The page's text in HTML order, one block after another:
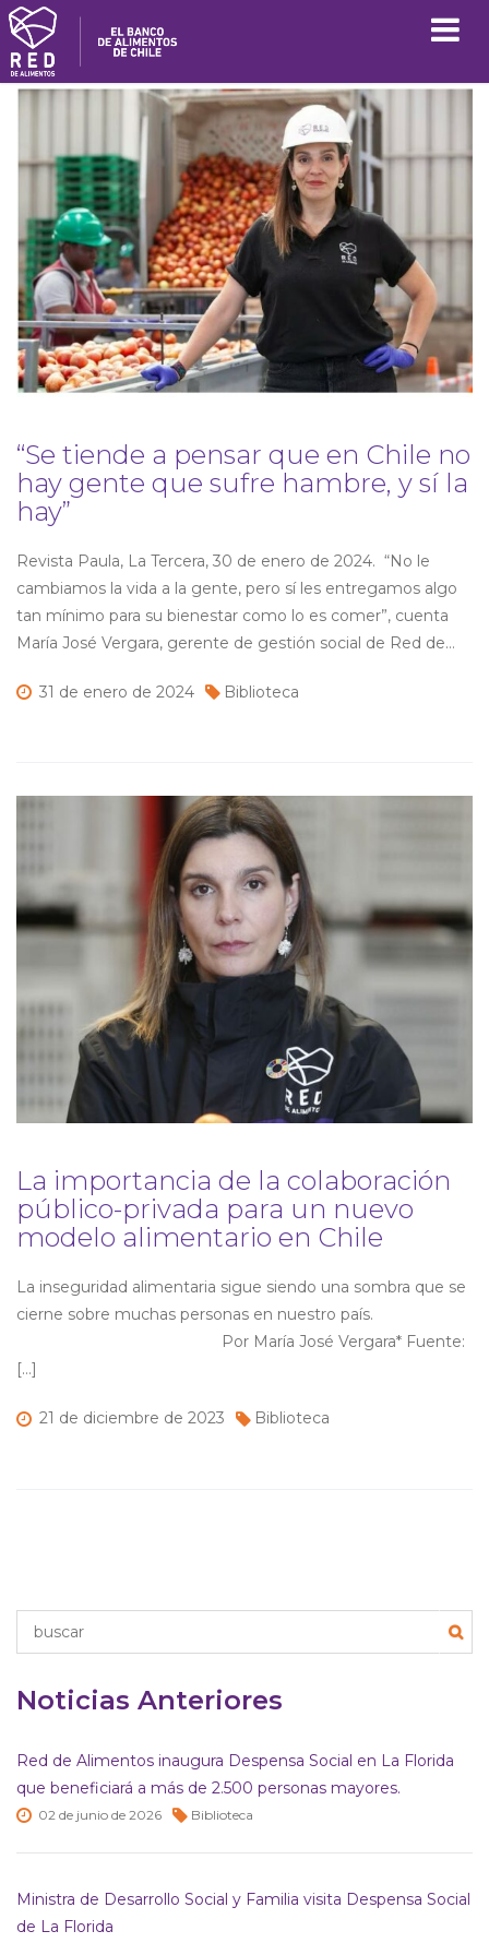
“Se tiende a pensar que en Chile no
hay gente que sufre hambre, y sí la
hay”
Revista Paula, La Tercera, 30 de enero de 2024. “No le
cambiamos la vida a la gente, pero sí les entregamos algo
tan mínimo para su bienestar como lo es comer”, cuenta
María José Vergara, gerente de gestión social de Red de
y ante un contexto […]
31 de enero de 2024 Biblioteca
La importancia de la colaboración
público-privada para un nuevo
modelo alimentario en Chile
La inseguridad alimentaria sigue siendo una sombra que se
cierne sobre muchas personas en nuestro país.
Por María José Vergara* Fuente:
[…]
21 de diciembre de 2023 Biblioteca
Noticias Anteriores
Red de Alimentos inaugura Despensa Social en La Florida
que beneficiará a más de 2.500 personas mayores.
02 de junio de 2026 Biblioteca
Ministra de Desarrollo Social y Familia visita Despensa Social
de La Florida